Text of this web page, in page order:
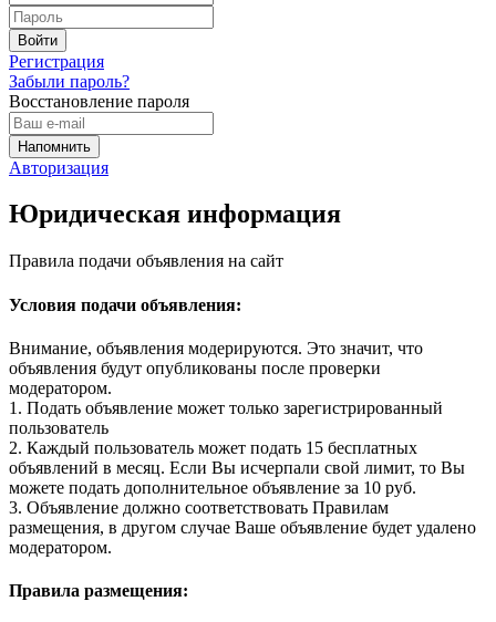
Регистрация
Забыли пароль?
Восстановление пароля
Авторизация
Юридическая информация
Правила подачи объявления на сайт
Условия подачи объявления:
Внимание, объявления модерируются. Это значит, что
объявления будут опубликованы после проверки
модератором.
1. Подать объявление может только зарегистрированный
пользователь
2. Каждый пользователь может подать 15 бесплатных
объявлений в месяц. Если Вы исчерпали свой лимит, то Вы
можете подать дополнительное объявление за 10 руб.
3. Объявление должно соответствовать Правилам
размещения, в другом случае Ваше объявление будет удалено
модератором.
Правила размещения: